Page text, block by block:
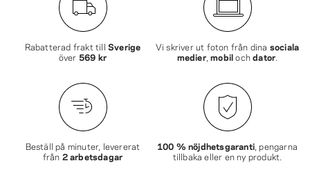
Rabatterad frakt till Sverige
över 569 kr
Vi skriver ut foton från dina sociala
medier,mobilochdator
Beställ på minuter, levererat
från 2 arbetsdagar
100 % nöjdhetsgaranti , pengarna
tillbaka eller en ny produkt.